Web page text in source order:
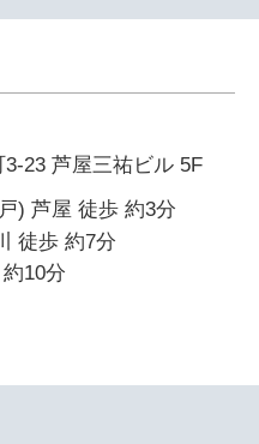
23 芦屋三祐ビル 5F
) 芦屋 徒歩 約3分
徒歩 約7分
10分